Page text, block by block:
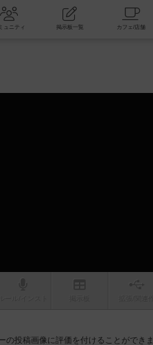
会 コミュニティ 掲示板一覧
の投稿画像に評価を付けることができ